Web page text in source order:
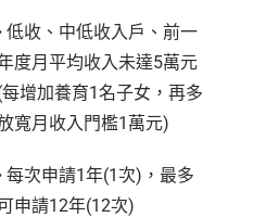
低收、中低收入戶、前一
度月平均收入未達5萬元
每增加養育1名子女，再多
寬月收入門檻1萬元)
每次申請1年(1次)，最多
申請12年(12次)